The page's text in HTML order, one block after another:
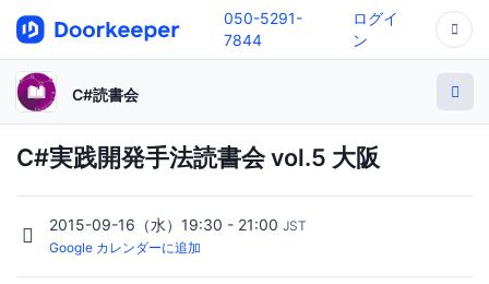
050-5291-
7844
ログイ
ン
C#読書会
C#実践開発手法読書会 vol.5 大阪
2015-09-16（水）19:30 - 21:00 JST
Google カレンダーに追加